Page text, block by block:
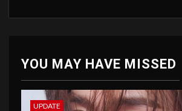
YOU MAY HAVE MISSED
UPDATE